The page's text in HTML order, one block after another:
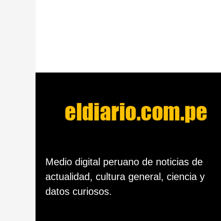
n
Medio digital peruano de noticias de
actualidad, cultura general, ciencia y
datos curiosos.